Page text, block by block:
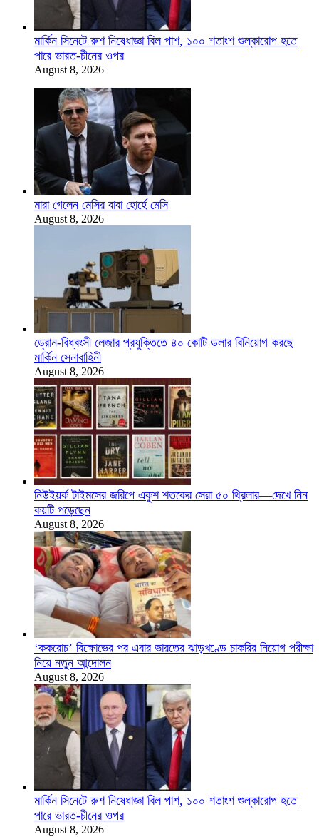
মার্কিন সিনেটে রুশ নিষেধাজ্ঞা বিল পাশ, ১০০ শতাংশ শুল্কারোপ হতে
পারে ভারত-চীনের ওপর
August 8, 2026
মারা গেলেন মেসির বাবা হোর্হে মেসি
August 8, 2026
ড্রোন-বিধ্বংসী লেজার প্রযুক্তিতে ৪০ কোটি ডলার বিনিয়োগ করছে
মার্কিন সেনাবাহিনী
August 8, 2026
নিউইয়র্ক টাইমসের জরিপে একুশ শতকের সেরা ৫০ থ্রিলার—দেখে নিন
কয়টি পড়েছেন
August 8, 2026
‘ককরোচ’ বিক্ষোভের পর এবার ভারতের ঝাড়খণ্ডে চাকরির নিয়োগ পরীক্ষা
নিয়ে নতুন আন্দোলন
August 8, 2026
মার্কিন সিনেটে রুশ নিষেধাজ্ঞা বিল পাশ, ১০০ শতাংশ শুল্কারোপ হতে
পারে ভারত-চীনের ওপর
August 8, 2026